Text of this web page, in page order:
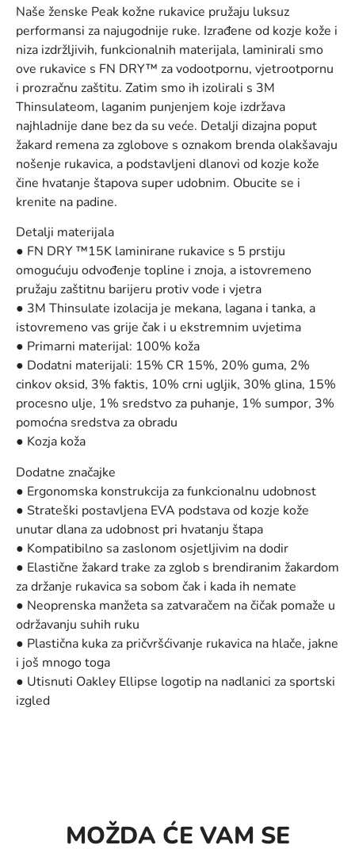
Naše ženske Peak kožne rukavice pružaju luksuz
performansi za najugodnije ruke. Izrađene od kozje kože i
niza izdržljivih, funkcionalnih materijala, laminirali smo
ove rukavice s FN DRY™ za vodootpornu, vjetrootpornu
i prozračnu zaštitu. Zatim smo ih izolirali s 3M
Thinsulateom, laganim punjenjem koje izdržava
najhladnije dane bez da su veće. Detalji dizajna poput
žakard remena za zglobove s oznakom brenda olakšavaju
nošenje rukavica, a podstavljeni dlanovi od kozje kože
čine hvatanje štapova super udobnim. Obucite se i
krenite na padine.
Detalji materijala
● FN DRY ™15K laminirane rukavice s 5 prstiju
omogućuju odvođenje topline i znoja, a istovremeno
pružaju zaštitnu barijeru protiv vode i vjetra
● 3M Thinsulate izolacija je mekana, lagana i tanka, a
istovremeno vas grije čak i u ekstremnim uvjetima
● Primarni materijal: 100% koža
● ​​Dodatni materijali: 15% CR 15%, 20% guma, 2%
cinkov oksid, 3% faktis, 10% crni ugljik, 30% glina, 15%
procesno ulje, 1% sredstvo za puhanje, 1% sumpor, 3%
pomoćna sredstva za obradu
● Kozja koža
Dodatne značajke
● Ergonomska konstrukcija za funkcionalnu udobnost
● Strateški postavljena EVA podstava od kozje kože
unutar dlana za udobnost pri hvatanju štapa
● Kompatibilno sa zaslonom osjetljivim na dodir
● Elastične žakard trake za zglob s brendiranim žakardom
za držanje rukavica sa sobom čak i kada ih nemate
● Neoprenska manžeta sa zatvaračem na čičak pomaže u
održavanju suhih ruku
● Plastična kuka za pričvršćivanje rukavica na hlače, jakne
i još mnogo toga
● Utisnuti Oakley Ellipse logotip na nadlanici za sportski
izgled
MOŽDA ĆE VAM SE